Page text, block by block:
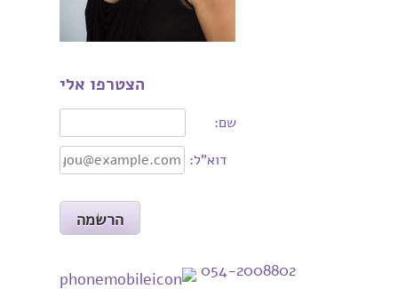
הצטרפו אלי
שם:
דוא"ל:
054-2008802